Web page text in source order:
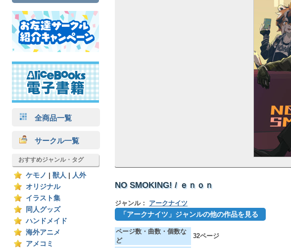
全商品一覧
サークル一覧
おすすめジャンル・タグ
ケモノ 獣人
人外
オリジナル
イラスト集
同人グッズ
ハンドメイド
海外アニメ
アメコミ
NO SMOKING! / ｅｎｏｎ
ジャンル： アークナイツ
「アークナイツ」ジャンルの他の作品を見る
ページ数・曲数・個数な
ど
32ページ